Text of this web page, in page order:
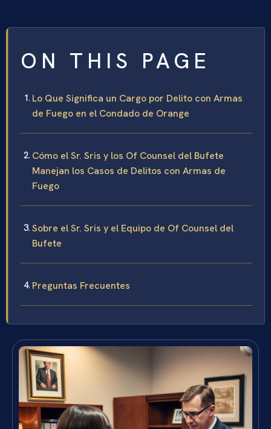
ON THIS PAGE
Lo Que Significa un Cargo por Delito con Armas
de Fuego en el Condado de Orange
Cómo el Sr. Sris y los Of Counsel del Bufete
Manejan los Casos de Delitos con Armas de
Fuego
Sobre el Sr. Sris y el Equipo de Of Counsel del
Bufete
Preguntas Frecuentes